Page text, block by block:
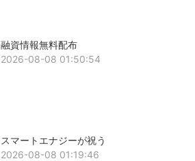
融資情報無料配布
2026-08-08 01:50:54
スマートエナジーが祝う
2026-08-08 01:19:46